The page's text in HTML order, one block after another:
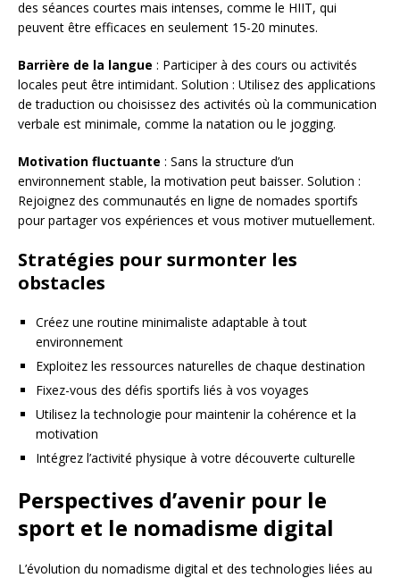
des séances courtes mais intenses, comme le HIIT, qui
peuvent être efficaces en seulement 15-20 minutes.
Barrière de la langue : Participer à des cours ou activités
locales peut être intimidant. Solution : Utilisez des applications
de traduction ou choisissez des activités où la communication
verbale est minimale, comme la natation ou le jogging.
Motivation fluctuante : Sans la structure d’un
environnement stable, la motivation peut baisser. Solution :
Rejoignez des communautés en ligne de nomades sportifs
pour partager vos expériences et vous motiver mutuellement.
Stratégies pour surmonter les
obstacles
Créez une routine minimaliste adaptable à tout
environnement
Exploitez les ressources naturelles de chaque destination
Fixez-vous des défis sportifs liés à vos voyages
Utilisez la technologie pour maintenir la cohérence et la
motivation
Intégrez l’activité physique à votre découverte culturelle
Perspectives d’avenir pour le
sport et le nomadisme digital
L’évolution du nomadisme digital et des technologies liées au